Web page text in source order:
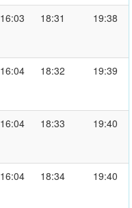
16:03 18:31 19:38
16:04 18:32 19:39
16:04 18:33 19:40
16:04 18:34 19:40